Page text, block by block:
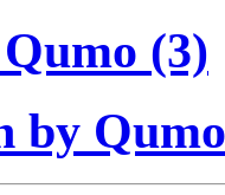
(3)
by